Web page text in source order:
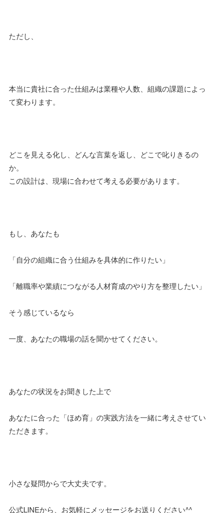
ただし、
本当に貴社に合った仕組みは業種や人数、組織の課題によっ
て変わります。
どこを見える化し、どんな言葉を返し、どこで叱りきるの
か。
この設計は、現場に合わせて考える必要があります。
もし、あなたも
「自分の組織に合う仕組みを具体的に作りたい」
「離職率や業績につながる人材育成のやり方を整理したい」
そう感じているなら
一度、あなたの職場の話を聞かせてください。
あなたの状況をお聞きした上で
あなたに合った「ほめ育」の実践方法を一緒に考えさせてい
ただきます。
小さな疑問からで大丈夫です。
公式LINEから、お気軽にメッセージをお送りください^^